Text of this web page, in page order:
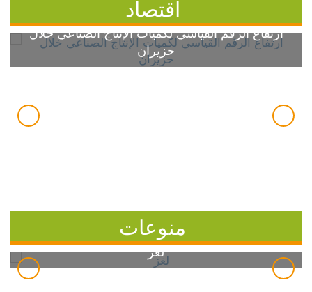
اقتصاد
ارتفاع الرقم القياسي لكميات الإنتاج الصناعي خلال
حزيران
منوعات
لغز